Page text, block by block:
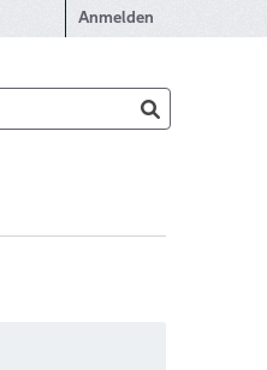
Anmelden